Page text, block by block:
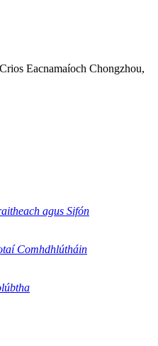
Eacnamaíoch Chongzhou,
agus Sifón
Comhdhlútháin